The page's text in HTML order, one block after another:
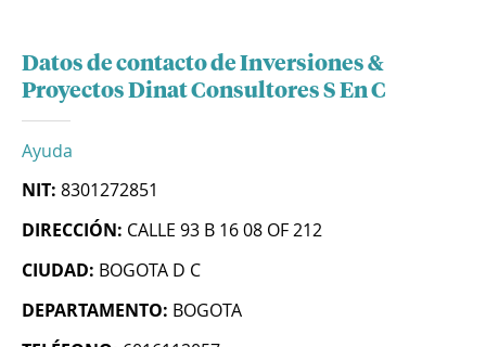
Datos de contacto de Inversiones &
Proyectos Dinat Consultores S En C
Ayuda
NIT: 8301272851
DIRECCIÓN: CALLE 93 B 16 08 OF 212
CIUDAD: BOGOTA D C
DEPARTAMENTO: BOGOTA